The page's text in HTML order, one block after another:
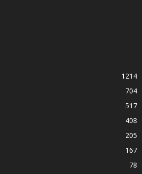
1214
704
517
408
205
167
78